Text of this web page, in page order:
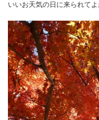
いいお天気の日に来られて